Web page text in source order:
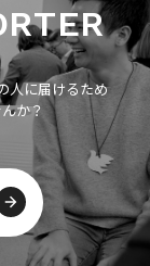
人に届けるため
か？